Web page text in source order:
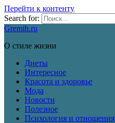
Перейти к контенту
Search for:
Gremih.ru
О стиле жизни
Диеты
Интересное
Красота и здоровье
Мода
Новости
Полезное
Психология и отношения